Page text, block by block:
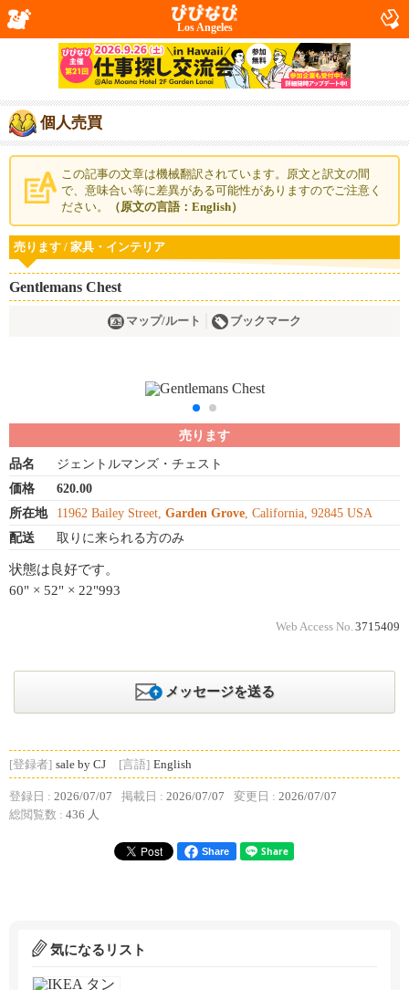
Los Angeles
個人売買
この記事の文章は機械翻訳されています。原文と訳文の間
で、意味合い等に差異がある可能性がありますのでご注意く
ださい。
（原文の言語：English）
売ります / 家具・インテリア
Gentlemans Chest
マップ/ルート ブックマーク
売ります
品名
ジェントルマンズ・チェスト
価格
620.00
所在地
11962 Bailey Street, Garden Grove, California, 92845 USA
配送
取りに来られる方のみ
状態は良好です。
60" × 52" × 22"993
Web Access No. 3715409
メッセージを送る
[登録者] sale by CJ [言語] English
登録日 : 2026/07/07 掲載日 : 2026/07/07 変更日 : 2026/07/07
総閲覧数 : 436 人
Share
気になるリスト